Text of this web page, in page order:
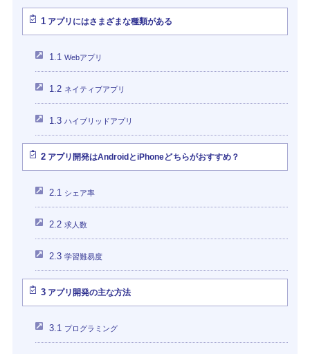
1アプリにはさまざまな種類がある
1.1 Webアプリ
1.2 ネイティブアプリ
1.3 ハイブリッドアプリ
2アプリ開発はAndroidとiPhoneどちらがおすすめ？
2.1 シェア率
2.2 求人数
2.3 学習難易度
3アプリ開発の主な方法
3.1 プログラミング